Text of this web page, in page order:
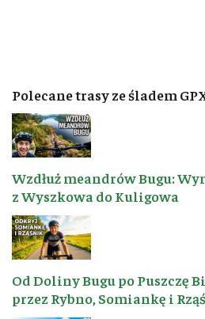
Polecane trasy ze śladem
Wzdłuż meandrów Bugu:
z Wyszkowa do Kuligowa
Od Doliny Bugu po Puszczę
przez Rybno, Somiankę i